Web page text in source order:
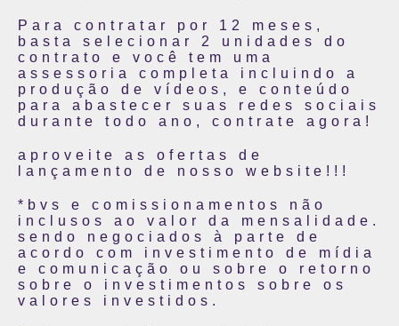
Para contratar por 12 meses,
basta selecionar 2 unidades do
contrato e você tem uma
assessoria completa incluindo a
produção de vídeos, e conteúdo
para abastecer suas redes sociais
durante todo ano, contrate agora!
aproveite as ofertas de
lançamento de nosso website!!!
*bvs e comissionamentos não
inclusos ao valor da mensalidade.
sendo negociados à parte de
acordo com investimento de mídia
e comunicação ou sobre o retorno
sobre o investimentos sobre os
valores investidos.